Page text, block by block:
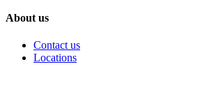
About us
Contact us
Locations